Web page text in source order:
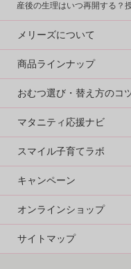
産後の生理はいつ再開する？
メリーズについて
商品ラインナップ
おむつ選び・替え方のコ
マタニティ応援ナビ
スマイル子育てラボ
キャンペーン
オンラインショップ
サイトマップ